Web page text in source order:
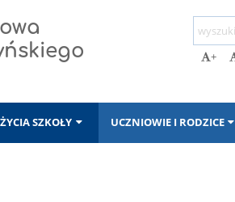
+
SZKOŁY UCZNIOWIE I RODZICE